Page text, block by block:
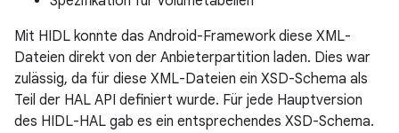
Mit HIDL konnte das Android-Framework diese XML-
Dateien direkt von der Anbieterpartition laden. Dies war
zulässig, da für diese XML-Dateien ein XSD-Schema als
Teil der HAL API definiert wurde. Für jede Hauptversion
des HIDL-HAL gab es ein entsprechendes XSD-Schema.